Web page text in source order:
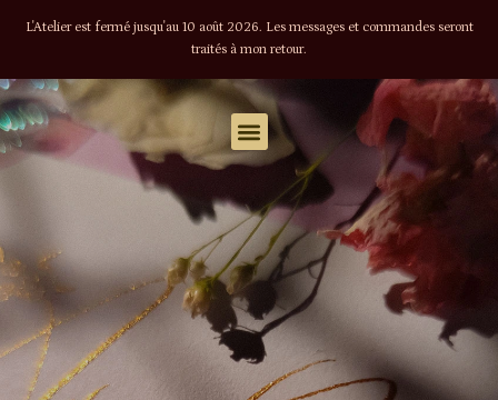
L'Atelier est fermé jusqu'au 10 août 2026. Les messages et commandes seront
traités à mon retour.